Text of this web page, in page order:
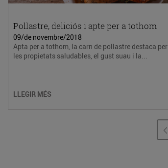
Pollastre, deliciós i apte per a tothom
09/de novembre/2018
Apta per a tothom, la carn de pollastre destaca per
les propietats saludables, el gust suau i la...
LLEGIR MÉS